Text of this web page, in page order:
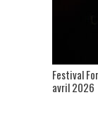
Festival
avril 2026